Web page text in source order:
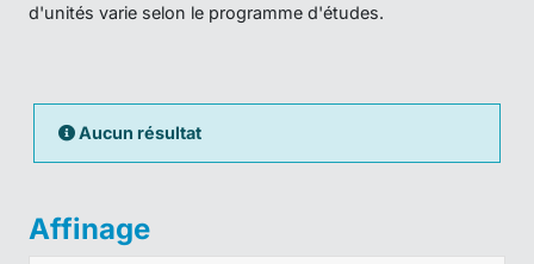
d'unités varie selon le programme d'études.
Aucun résultat
Affinage